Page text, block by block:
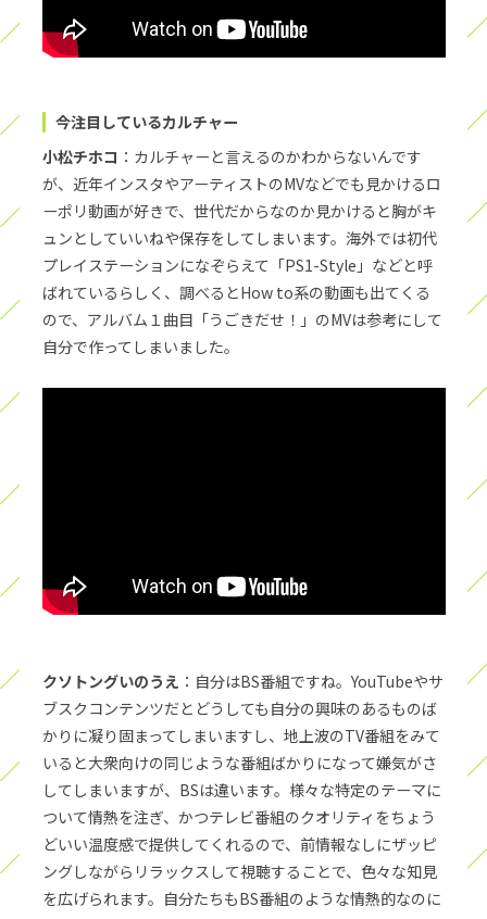
今注目しているカルチャー
小松チホコ ：カルチャーと言えるのかわからないんです
が、近年インスタやアーティストのMVなどでも見かけるロ
ーポリ動画が好きで、世代だからなのか見かけると胸がキ
ュンとしていいねや保存をしてしまいます。海外では初代
プレイステーションになぞらえて「PS1-Style」などと呼
ばれているらしく、調べるとHow to系の動画も出てくる
ので、アルバム１曲目「うごきだせ！」のMVは参考にして
自分で作ってしまいました。
クソトングいのうえ ：自分はBS番組ですね。YouTubeやサ
ブスクコンテンツだとどうしても自分の興味のあるものば
かりに凝り固まってしまいますし、地上波のTV番組をみて
いると大衆向けの同じような番組ばかりになって嫌気がさ
してしまいますが、BSは違います。様々な特定のテーマに
ついて情熱を注ぎ、かつテレビ番組のクオリティをちょう
どいい温度感で提供してくれるので、前情報なしにザッピ
ングしながらリラックスして視聴することで、色々な知見
を広げられます。自分たちもBS番組のような情熱的なのに